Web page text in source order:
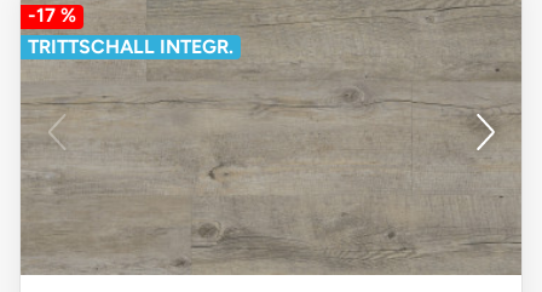
-17 %
TRITTSCHALL INTEGR.